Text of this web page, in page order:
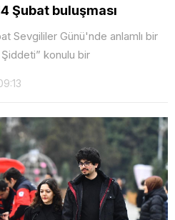
Şubat buluşması
Sevgililer Günü'nde anlamlı bir
konulu bir